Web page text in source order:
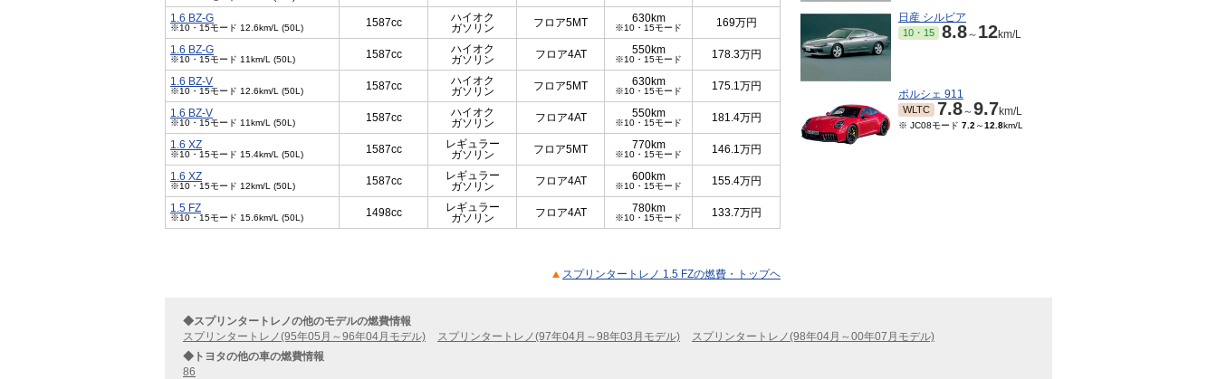
1.6 BZ-G
※10・15モード 12.6km/L (50L) 1587cc
ハイオク
ガソリン
フロア5MT 630km
※10・15モード 169万円
1.6 BZ-G
※10・15モード 11km/L (50L) 1587cc
ハイオク
ガソリン
フロア4AT 550km
※10・15モード 178.3万円
1.6 BZ-V
※10・15モード 12.6km/L (50L) 1587cc
ハイオク
ガソリン
フロア5MT 630km
※10・15モード 175.1万円
1.6 BZ-V
※10・15モード 11km/L (50L) 1587cc
ハイオク
ガソリン
フロア4AT 550km
※10・15モード 181.4万円
1.6 XZ
※10・15モード 15.4km/L (50L) 1587cc
レギュラー
ガソリン
フロア5MT 770km
※10・15モード 146.1万円
1.6 XZ
※10・15モード 12km/L (50L) 1587cc
レギュラー
ガソリン
フロア4AT 600km
※10・15モード 155.4万円
1.5 FZ
※10・15モード 15.6km/L (50L) 1498cc
レギュラー
ガソリン
フロア4AT 780km
※10・15モード 133.7万円
スプリンタートレノ 1.5 FZの燃費・トップヘ
日産 シルビア
10・15 8.8～ 12km/L
ポルシェ 911
WLTC 7.8～9.7km/L
※ JC08モード 7.2 ～12.8km/L
◆スプリンタートレノの他のモデルの燃費情報
スプリンタートレノ(95年05月～96年04月モデル)
スプリンタートレノ(97年04月～98年03月モデル)
スプリンタートレノ(98年04月～00年07月モデル)
◆トヨタの他の車の燃費情報
86